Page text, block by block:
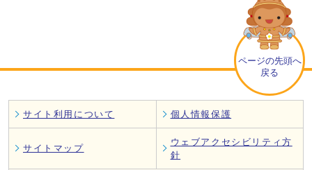
ページの先頭へ
戻る
サイト利用について 個人情報保護
サイトマップ
ウェブアクセシビリティ方
針